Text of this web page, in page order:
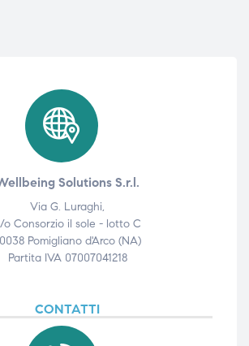
Solutions S.r.l.
Via G. Luraghi,
o Consorzio il sole - lotto C
Pomigliano d'Arco (NA)
Partita IVA 07007041218
CONTATTI